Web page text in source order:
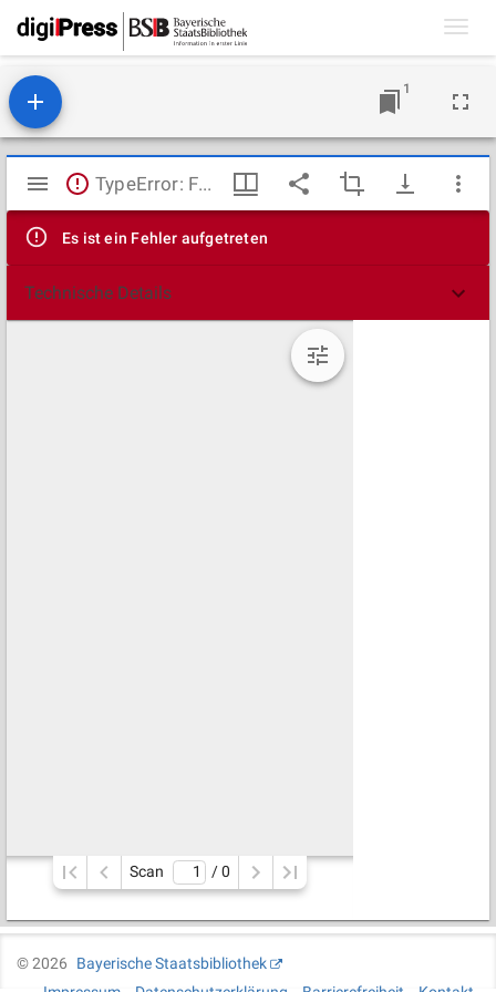
1
Mirador
Viewer
TypeError: Failed to fetch
Es ist ein Fehler aufgetreten
Technische Details
Scan / 0
©2026
Bayerische Staatsbibliothek